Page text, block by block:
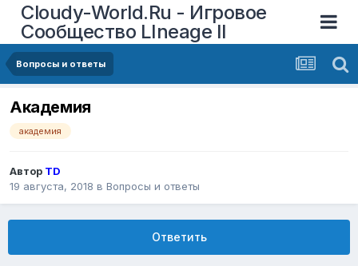
Cloudy-World.Ru - Игровое
Сообщество LIneage II
Вопросы и ответы
Академия
академия
Автор TD
19 августа, 2018 в Вопросы и ответы
Ответить